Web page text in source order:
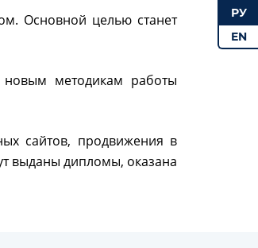
Основной целью станет
новым методикам работы
сайтов, продвижения в
выданы дипломы, оказана
РУ
EN